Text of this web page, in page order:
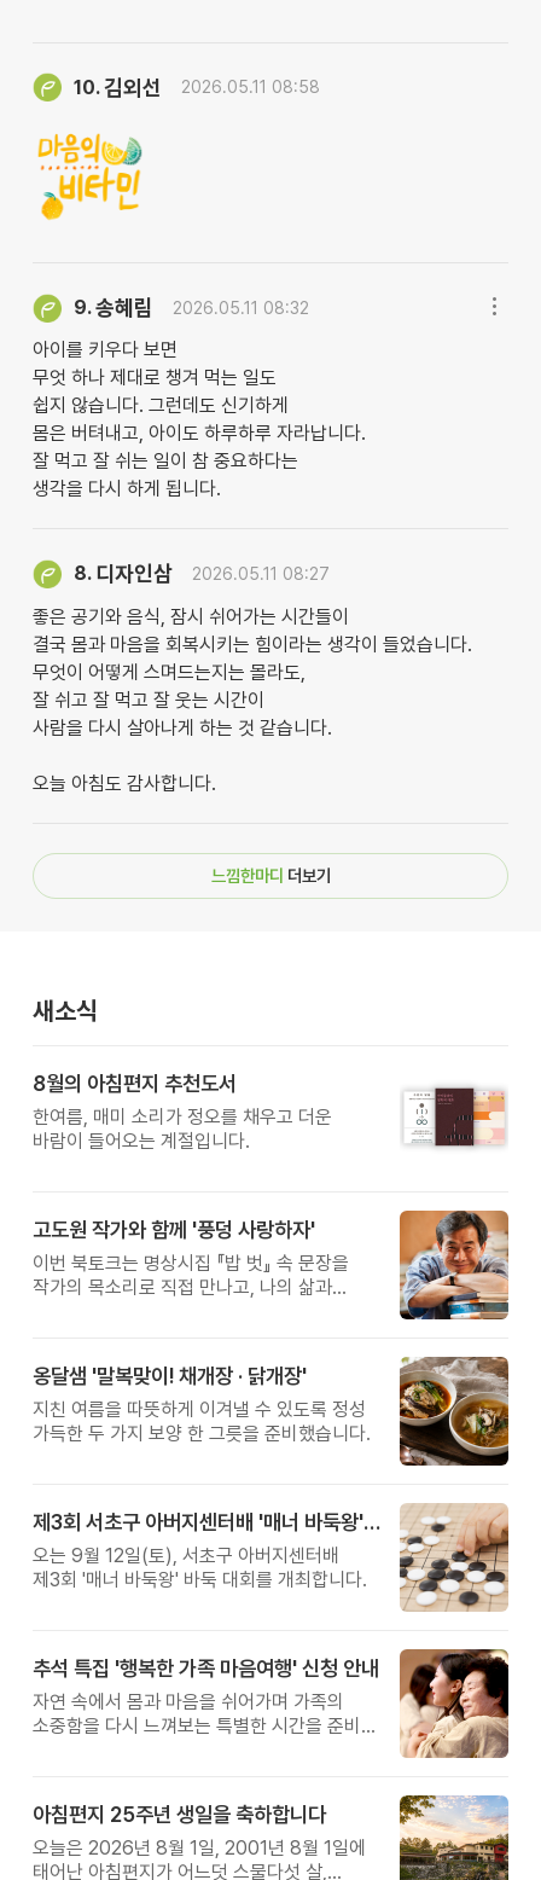
10.김외선 2026.05.11 08:58
9.송혜림 2026.05.11 08:32
아이를 키우다 보면
무엇 하나 제대로 챙겨 먹는 일도
쉽지 않습니다. 그런데도 신기하게
몸은 버텨내고, 아이도 하루하루 자라납니다.
잘 먹고 잘 쉬는 일이 참 중요하다는
생각을 다시 하게 됩니다.
8. 디자인삼 2026.05.11 08:27
좋은 공기와 음식, 잠시 쉬어가는 시간들이
결국 몸과 마음을 회복시키는 힘이라는 생각이 들었습니다.
무엇이 어떻게 스며드는지는 몰라도,
잘 쉬고 잘 먹고 잘 웃는 시간이
사람을 다시 살아나게 하는 것 같습니다.
오늘 아침도 감사합니다.
느낌한마디 더보기
새소식
8월의 아침편지 추천도서
한여름, 매미 소리가 정오를 채우고 더운
바람이 들어오는 계절입니다.
고도원 작가와 함께 '풍덩 사랑하자'
이번 북토크는 명상시집 『밥 벗』 속 문장을
작가의 목소리로 직접 만나고, 나의 삶과
옹달샘 '말복맞이! 채개장 · 닭개장'
지친 여름을 따뜻하게 이겨낼 수 있도록 정성
가득한 두 가지 보양 한 그릇을 준비했습니다.
제3회 서초구 아버지센터배 '매너 바둑왕' 대회
오는 9월 12일(토), 서초구 아버지센터배
제3회 '매너 바둑왕' 바둑 대회를 개최합니다.
추석 특집 '행복한 가족 마음여행' 신청 안내
자연 속에서 몸과 마음을 쉬어가며 가족의
소중함을 다시 느껴보는 특별한 시간을 준비해
아침편지 25주년 생일을 축하합니다
오늘은 2026년 8월 1일, 2001년 8월 1일에
태어난 아침편지가 어느덧 스물다섯 살,